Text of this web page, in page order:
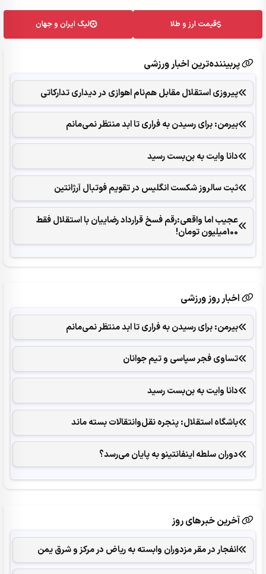
قیمت ارز و طلا لیگ ایران و جهان
پربیننده‌ترین اخبار ورزشی
پیروزی استقلال مقابل هم‌نام اهوازی در دیداری تدارکاتی
بیرمن: برای رسیدن به فراری تا ابد منتظر نمی‌مانم
دانا وایت به بن‌بست رسید
ثبت سالروز شکست انگلیس در تقویم فوتبال آرژانتین
عجیب اما واقعی:رقم فسخ قرارداد رضاییان با استقلال فقط
100میلیون تومان!
اخبار روز ورزشی
بیرمن: برای رسیدن به فراری تا ابد منتظر نمی‌مانم
تساوی فجر سپاسی و تیم جوانان
دانا وایت به بن‌بست رسید
باشگاه استقلال: پنجره نقل‌وانتقالات بسته ماند
دوران سلطه اینفانتینو به پایان می‌رسد؟
آخرین خبرهای روز
انفجار در مقر مزدوران وابسته به ریاض در مرکز و شرق یمن